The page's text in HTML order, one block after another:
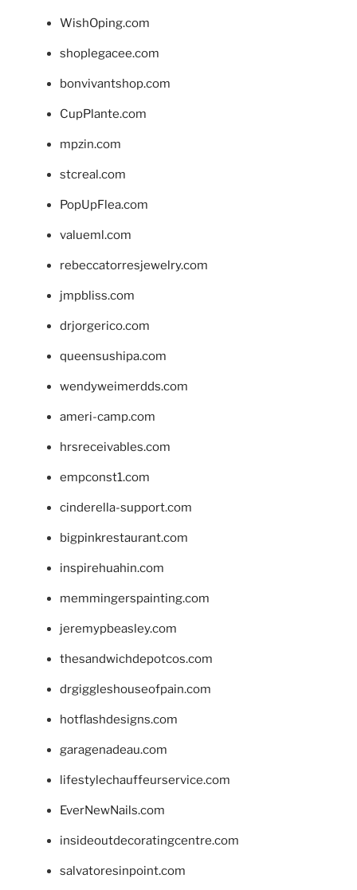
WishOping.com
shoplegacee.com
bonvivantshop.com
CupPlante.com
mpzin.com
stcreal.com
PopUpFlea.com
valueml.com
rebeccatorresjewelry.com
jmpbliss.com
drjorgerico.com
queensushipa.com
wendyweimerdds.com
ameri-camp.com
hrsreceivables.com
empconst1.com
cinderella-support.com
bigpinkrestaurant.com
inspirehuahin.com
memmingerspainting.com
jeremypbeasley.com
thesandwichdepotcos.com
drgiggleshouseofpain.com
hotflashdesigns.com
garagenadeau.com
lifestylechauffeurservice.com
EverNewNails.com
insideoutdecoratingcentre.com
salvatoresinpoint.com